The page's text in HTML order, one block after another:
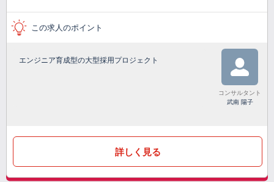
この求人のポイント
エンジニア育成型の大型採用プロジェクト
コンサルタント
武南 陽子
詳しく見る